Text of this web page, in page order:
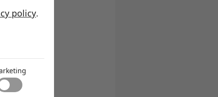
policy.
de
regelt de
uit de